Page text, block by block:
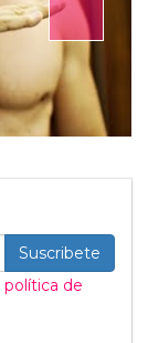
Suscribete
política de